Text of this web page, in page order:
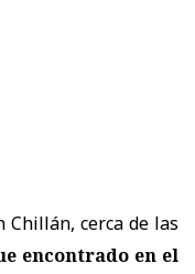
Chillán, cerca de las
encontrado en el